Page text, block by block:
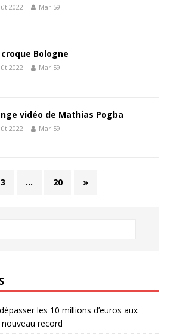
2022 Mari59
Bologne
2022 Mari59
vidéo de Mathias Pogba
2022 Mari59
3 … 20 »
les 10 millions d’euros aux
record